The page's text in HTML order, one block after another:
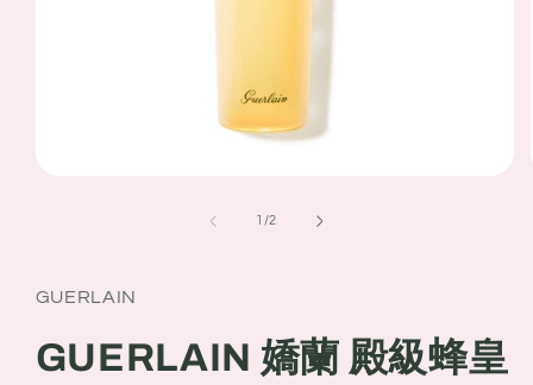
1 /of
2
GUERLAIN
GUERLAIN 嬌蘭 殿級蜂皇